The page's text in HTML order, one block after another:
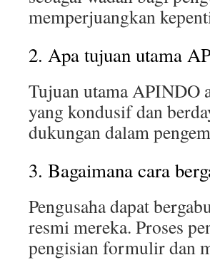
memperjuangkan
2. Apa tujuan utama
Tujuan utama APINDO
yang kondusif dan
dukungan dalam
3. Bagaimana cara
Pengusaha dapat
resmi mereka. Proses
pengisian formulir dan